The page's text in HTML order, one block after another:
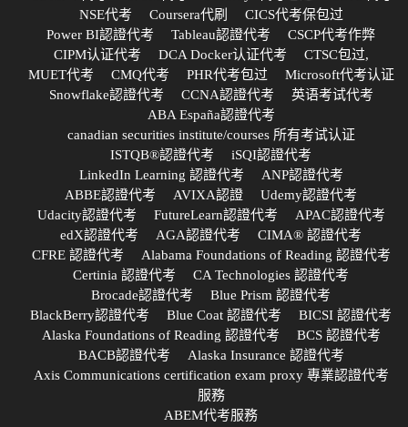
NSE代考
Coursera代刷
CICS代考保包过
Power BI認證代考
Tableau認證代考
CSCP代考作弊
CIPM认证代考
DCA Docker认证代考
CTSC包过,
MUET代考
CMQ代考 PHR代考包过
Microsoft代考认证
Snowflake認證代考
CCNA認證代考
英语考试代考
ABA España認證代考
canadian securities institute/courses 所有考试认证
ISTQB®認證代考
iSQI認證代考
LinkedIn Learning 認證代考
ANP認證代考
ABBE認證代考
AVIXA認證
Udemy認證代考
Udacity認證代考
FutureLearn認證代考
APAC認證代考
edX認證代考
AGA認證代考
CIMA® 認證代考
CFRE 認證代考
Alabama Foundations of Reading 認證代考
Certinia 認證代考
CA Technologies 認證代考
Brocade認證代考
Blue Prism 認證代考
BlackBerry認證代考
Blue Coat 認證代考
BICSI 認證代考
Alaska Foundations of Reading 認證代考
BCS 認證代考
BACB認證代考
Alaska Insurance 認證代考
Axis Communications certification exam proxy 專業認證代考
服務
ABEM代考服務